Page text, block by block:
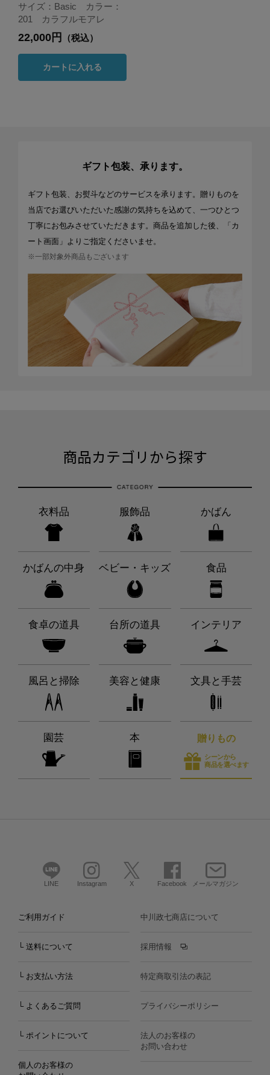
サイズ：Basic カラー：
201 カラフルモアレ
22,000円 （税込）
カートに入れる
ギフト包装、承ります。
ギフト包装、お熨斗などのサービスを承ります。贈りものを
当店でお選びいただいた感謝の気持ちを込めて、一つひとつ
丁寧にお包みさせていただきます。商品を追加した後、「カ
ート画面」よりご指定くださいませ。
※一部対象外商品もございます
商品カテゴリから探す
衣料品 服飾品 かばん
かばんの中身 ベビー・キッズ 食品
食卓の道具 台所の道具 インテリア
風呂と掃除 美容と健康 文具と手芸
園芸 本 贈りもの
シーンから
商品を選べます
LINE Instagram X Facebook メールマガジン
ご利用ガイド
└ 送料について
└ お支払い方法
└ よくあるご質問
└ ポイントについて
個人のお客様の
中川政七商店について
採用情報
特定商取引法の表記
プライバシーポリシー
法人のお客様の
お問い合わせ